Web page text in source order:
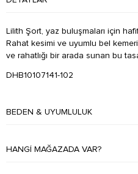
Lilith Şort, yaz buluşmaları için
Rahat kesimi ve uyumlu bel
ve rahatlığı bir arada sunan bu
DHB10107141-102
BEDEN & UYUMLULUK
HANGI MAĞAZADA VAR?